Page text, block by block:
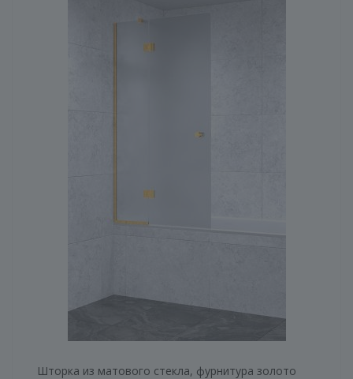
Шторка из матового стекла, фурнитура золото